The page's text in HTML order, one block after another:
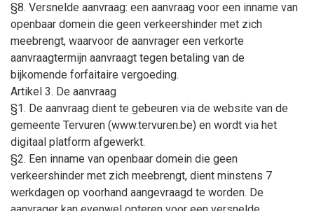
§8. Versnelde aanvraag: een aanvraag voor een inname van
openbaar domein die geen verkeershinder met zich
meebrengt, waarvoor de aanvrager een verkorte
aanvraagtermijn aanvraagt tegen betaling van de
bijkomende forfaitaire vergoeding.
Artikel 3. De aanvraag
§1. De aanvraag dient te gebeuren via de website van de
gemeente Tervuren (www.tervuren.be) en wordt via het
digitaal platform afgewerkt.
§2. Een inname van openbaar domein die geen
verkeershinder met zich meebrengt, dient minstens 7
werkdagen op voorhand aangevraagd te worden. De